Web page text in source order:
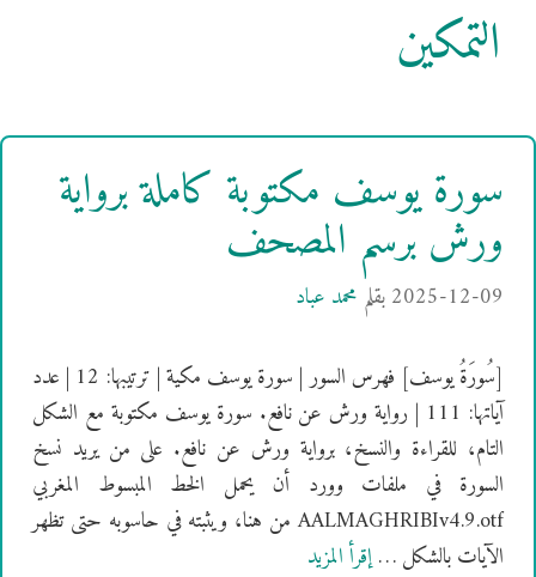
التمكين
سورة يوسف مكتوبة كاملة برواية
ورش برسم المصحف
2025-12-09بقلم محمد عباد
[سُورَةُ يوسف] فهرس السور | سورة يوسف مكية | ترتيبها: 12 | عدد
آياتها: 111 | رواية ورش عن نافع. سورة يوسف مكتوبة مع الشكل
التام، للقراءة والنسخ، برواية ورش عن نافع. على من يريد نسخ
السورة في ملفات وورد أن يحمل الخط المبسوط المغربي
AALMAGHRIBIv4.9.otf من هنا، ويثبته في حاسوبه حتى تظهر
الآيات بالشكل …إقرأ المزيد